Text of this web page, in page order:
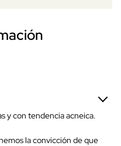
y con tendencia acneica.
la convicción de que